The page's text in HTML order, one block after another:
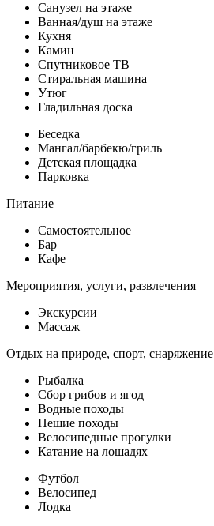
Санузел на этаже
Ванная/душ на этаже
Кухня
Камин
Спутниковое ТВ
Стиральная машина
Утюг
Гладильная доска
Беседка
Мангал/барбекю/гриль
Детская площадка
Парковка
Питание
Самостоятельное
Бар
Кафе
Мероприятия, услуги, развлечения
Экскурсии
Массаж
Отдых на природе, спорт, снаряжение
Рыбалка
Сбор грибов и ягод
Водные походы
Пешие походы
Велосипедные прогулки
Катание на лошадях
Футбол
Велосипед
Лодка